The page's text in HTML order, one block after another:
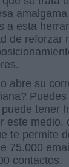
amalgama
a esta
de reforzar
abre su
tener
este medio,
te permite
75.000
contactos.